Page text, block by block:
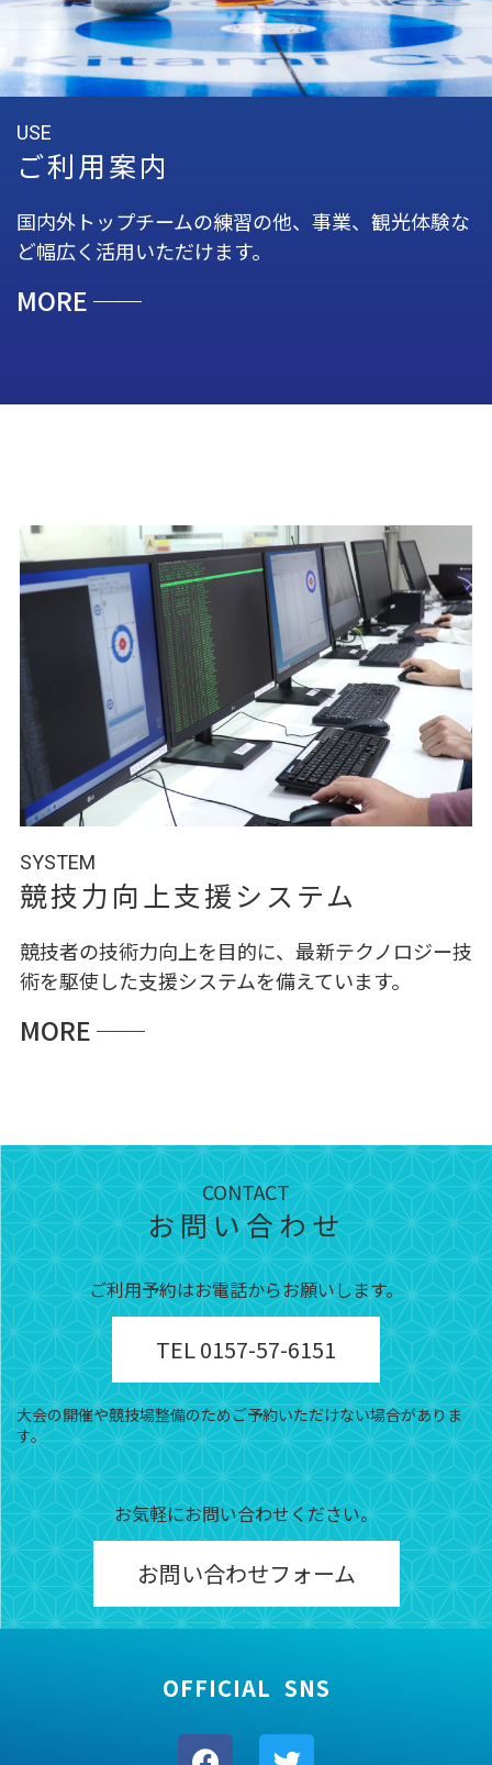
USE
ご利用案内
国内外トップチームの練習の他、事業、観光体験な
ど幅広く活用いただけます。
MORE──
SYSTEM
競技力向上支援システム
競技者の技術力向上を目的に、最新テクノロジー技
術を駆使した支援システムを備えています。
MORE──
CONTACT
お問い合わせ
ご利用予約はお電話からお願いします。
TEL 0157-57-6151
大会の開催や競技場整備のためご予約いただけない場合がありま
す。
お気軽にお問い合わせください。
お問い合わせフォーム
OFFICIAL SNS